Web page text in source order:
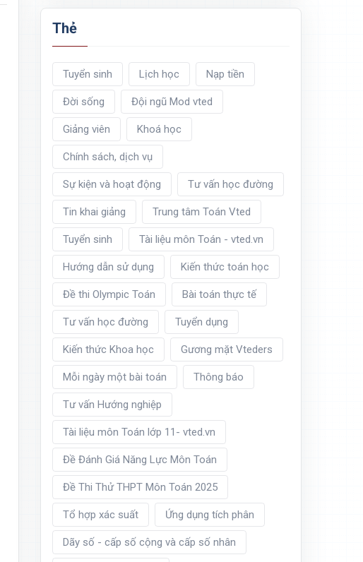
Thẻ
Tuyển sinh Lịch học Nạp tiền
Đời sống Đội ngũ Mod vted
Giảng viên Khoá học
Chính sách, dịch vụ
Sự kiện và hoạt động Tư vấn học đường
Tin khai giảng Trung tâm Toán Vted
Tuyển sinh Tài liệu môn Toán - vted.vn
Hướng dẫn sử dụng Kiến thức toán học
Đề thi Olympic Toán Bài toán thực tế
Tư vấn học đường Tuyển dụng
Kiến thức Khoa học Gương mặt Vteders
Mỗi ngày một bài toán Thông báo
Tư vấn Hướng nghiệp
Tài liệu môn Toán lớp 11- vted.vn
Đề Đánh Giá Năng Lực Môn Toán
Đề Thi Thử THPT Môn Toán 2025
Tổ hợp xác suất Ứng dụng tích phân
Dãy số - cấp số cộng và cấp số nhân